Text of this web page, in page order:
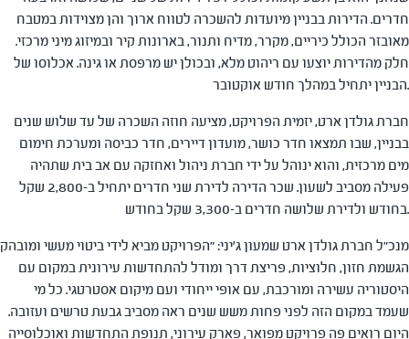
חדרים. הדירות בבניין מיועדות להשכרה לטווח ארוך והן מצוידות במטבח
מאובזר הכולל כיריים, מקרר, מדיח ותנור, בארונות קיר ובמיזוג מיני מרכזי.
חלק מהדירות יוצעו עם ריהוט מלא, ובכולן יש מרפסת או גינה. אכלוסו של
הבניין יתחיל במהלך חודש אוקטובר.
חברת גולדן ארט, יזמית הפרויקט, מציעה חוזה השכרה של עד שלוש שנים
בבניין, שבו תמצאו חדר כושר, מועדון דיירים, חדר כביסה ומערכת חימום
מים מרכזית, והוא ינוהל על ידי חברת ניהול ואחזקה עם אב בית שתהיה
פעילה מסביב לשעון. שכר הדירה לדירת שני חדרים יתחיל ב-2,800 שקל
בחודש ולדירת שלושה חדרים ב-3,300 שקל בחודש.
מנכ"ל חברת גולדן ארט שמעון ג'יני: "הפרויקט מביא לידי ביטוי מעשי ומובהק
הגשמת חזון, חלוציות, פריצת דרך ומודל להתחדשות עירונית במקום עם
היסטוריה עשירה ומורכבת, עם אופי ייחודי ועם מיקום אסטרטגי. כל מי
שעמד במקום הזה לפני פחות משש שנים ראה מסביב גבעת טרשים ועזובה.
היום רואים פה פרויקט מפואר, פארק עירוני, תנופת התחדשות ואוכלוסייה